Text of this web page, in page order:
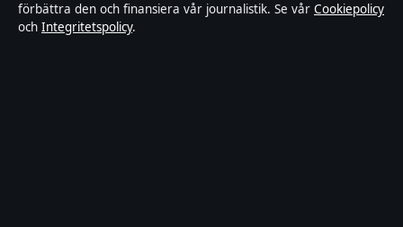
Integritetspolicy
förbättra den och finansiera vår journalistik. Se vår Cookiepolicy
och Integritetspolicy.